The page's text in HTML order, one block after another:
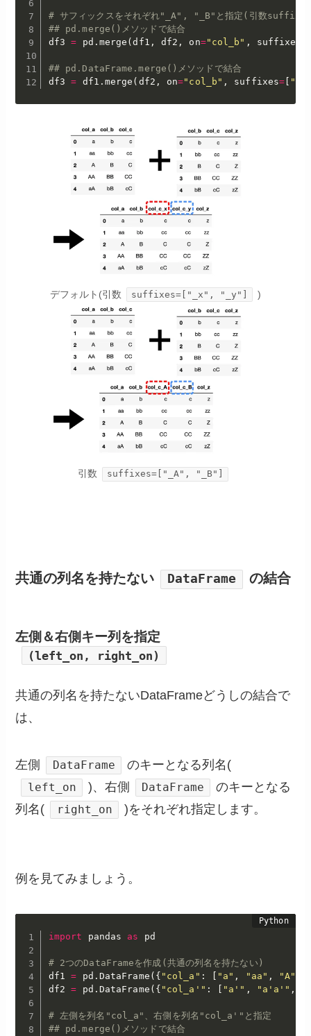
# サフィックスをそれぞれ"_A", "_B"と指定(引数
## pd.merge()メソッドで結合
df3 = pd . merge (df1 , df2 , on="col_b" , suffixes
## pd.DataFrame.merge()メソッドで結合
df3 = df1 . merge ( df2 , on="col_b" , suffixes=
デフォルト(引数 suffixes=["_x", "_y"] )
引数 suffixes=["_A", "_B"]
共通の列名を持たない DataFrame の結合
左側＆右側キー列を指定
(left_on, right_on)
共通の列名を持たないDataFrameどうしの結合で
は、
左側 DataFrame のキーとなる列名(
left_on )、右側 DataFrame
のキーとなる
列名(
right_on )をそれぞれ指定します。
例を見てみましょう。
import pandas as pd
# 2つのDataFrameを作成(共通の列名を持たない)
df1 = pd . DataFrame ( { "col_a" : "a" , "aa" , "A"
df2 = pd . DataFrame ( { "col_a'" : "a'" , "a'a'" ,
# 左側を列名"col_a"、右側を列名"col_a'"と指定
## pd.merge()メソッドで結合